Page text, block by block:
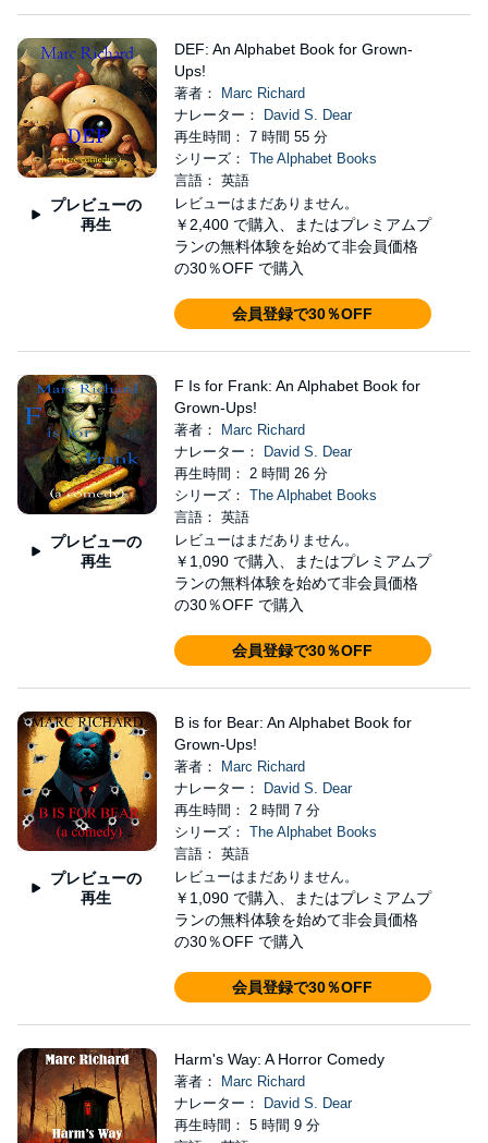
プレビューの
再生
DEF: An Alphabet Book for Grown-
Ups!
著者：
Marc Richard
ナレーター：
David S. Dear
再生時間： 7 時間 55 分
シリーズ： The Alphabet Books
言語： 英語
レビューはまだありません。
￥2,400 で購入、またはプレミアムプ
ランの無料体験を始めて非会員価格
の30％OFF で購入
会員登録で30％OFF
プレビューの
再生
F Is for Frank: An Alphabet Book for
Grown-Ups!
著者：
Marc Richard
ナレーター：
David S. Dear
再生時間： 2 時間 26 分
シリーズ： The Alphabet Books
言語： 英語
レビューはまだありません。
￥1,090 で購入、またはプレミアムプ
ランの無料体験を始めて非会員価格
の30％OFF で購入
会員登録で30％OFF
プレビューの
再生
B is for Bear: An Alphabet Book for
Grown-Ups!
著者：
Marc Richard
ナレーター：
David S. Dear
再生時間： 2 時間 7 分
シリーズ： The Alphabet Books
言語： 英語
レビューはまだありません。
￥1,090 で購入、またはプレミアムプ
ランの無料体験を始めて非会員価格
の30％OFF で購入
会員登録で30％OFF
Harm's Way: A Horror Comedy
著者：
Marc Richard
ナレーター：
David S. Dear
再生時間： 5 時間 9 分